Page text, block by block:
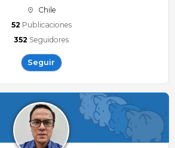
Chile
52 Publicaciones
352 Seguidores
Seguir